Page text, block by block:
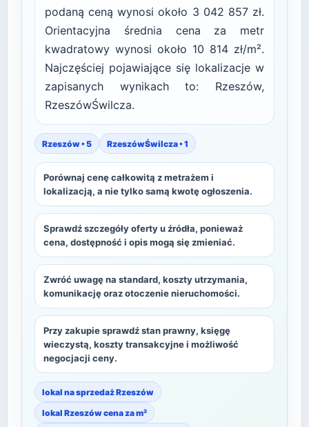
podaną ceną wynosi około 3 042 857 zł.
Orientacyjna średnia cena za metr
kwadratowy wynosi około 10 814 zł/m².
Najczęściej pojawiające się lokalizacje w
zapisanych wynikach to: Rzeszów,
RzeszówŚwilcza.
Rzeszów • 5 RzeszówŚwilcza • 1
Porównaj cenę całkowitą z metrażem i
lokalizacją, a nie tylko samą kwotę ogłoszenia.
Sprawdź szczegóły oferty u źródła, ponieważ
cena, dostępność i opis mogą się zmieniać.
Zwróć uwagę na standard, koszty utrzymania,
komunikację oraz otoczenie nieruchomości.
Przy zakupie sprawdź stan prawny, księgę
wieczystą, koszty transakcyjne i możliwość
negocjacji ceny.
lokal na sprzedaż Rzeszów
lokal Rzeszów cena za m²